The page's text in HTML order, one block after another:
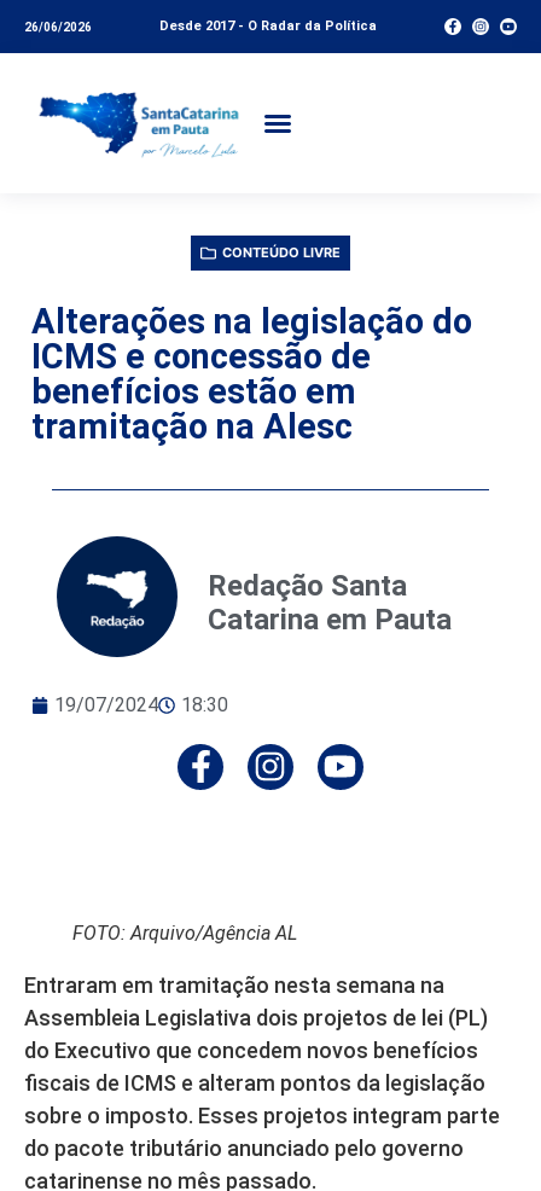
26/06/2026 Desde 2017 - O Radar da Política
CONTEÚDO LIVRE
Alterações na legislação do
ICMS e concessão de
benefícios estão em
tramitação na Alesc
Redação Santa
Catarina em Pauta
19/07/2024 18:30
FOTO: Arquivo/Agência AL
Entraram em tramitação nesta semana na
Assembleia Legislativa dois projetos de lei (PL)
do Executivo que concedem novos benefícios
fiscais de ICMS e alteram pontos da legislação
sobre o imposto. Esses projetos integram parte
do pacote tributário anunciado pelo governo
catarinense no mês passado.